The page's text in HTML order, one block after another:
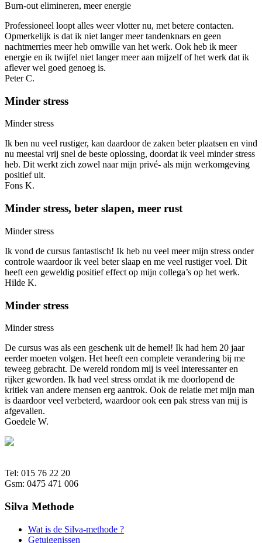
Burn-out elimineren, meer energie
Professioneel loopt alles weer vlotter nu, met betere contacten.
Opmerkelijk is dat ik niet langer meer tandenknars en geen
nachtmerries meer heb omwille van het werk. Ook heb ik meer
energie en ik twijfel niet langer meer aan mijzelf of het werk dat ik
aflever wel goed genoeg is.
Peter C.
Minder stress
Minder stress
Ik ben nu veel rustiger, kan daardoor de zaken beter plaatsen en vind
nu meestal vrij snel de beste oplossing, doordat ik veel minder stress
heb. Dit werkt zich zowel naar mijn privé- als mijn werkomgeving
positief uit.
Fons K.
Minder stress, beter slapen, meer rust
Minder stress
Ik vond de cursus fantastisch! Ik heb nu veel meer mijn stress onder
controle waardoor ik veel beter slaap en me veel rustiger voel. Dit
heeft een geweldig positief effect op mijn collega’s op het werk.
Hilde K.
Minder stress
Minder stress
De cursus was als een geschenk uit de hemel! Ik had hem 20 jaar
eerder moeten volgen. Het heeft een complete verandering bij me
teweeg gebracht. De wereld rondom mij is veel interessanter en
rijker geworden. Ik had veel stress omdat ik me doorlopend de
kritiek van andere mensen erg aantrok. Ook de relatie met mijn man
is daardoor veel verbeterd, waardoor ook een pak stress van mij is
afgevallen.
Goedele W.
Tel: 015 76 22 20
Gsm: 0475 471 006
Silva Methode
Wat is de Silva-methode ?
Getuigenissen